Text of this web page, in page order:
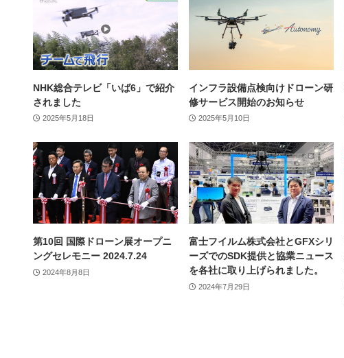
NHK総合テレビ「いば6」で紹介
されました
2025年5月18日
インフラ設備点検向けドローン研
修サービス開始のお知らせ
2025年5月10日
第10回 国際ドローン展オープニ
ングセレモニー 2024.7.24
2024年8月8日
富士フイルム株式会社とGFXシリ
ーズでのSDK提供と協業ニュース
を各社に取り上げられました。
2024年7月29日